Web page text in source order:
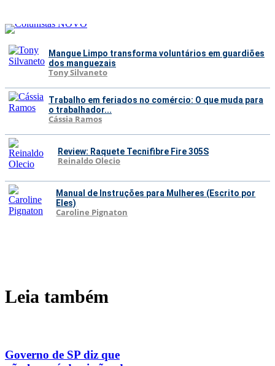
Mangue Limpo transforma voluntários em guardiões
dos manguezais
Tony Silvaneto
Trabalho em feriados no comércio: O que muda para
o trabalhador...
Cássia Ramos
Review: Raquete Tecnifibre Fire 305S
Reinaldo Olecio
Manual de Instruções para Mulheres (Escrito por
Eles)
Caroline Pignaton
Leia também
Governo de SP diz que